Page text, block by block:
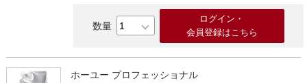
ログイン・
会員登録はこちら
ホーユー プロフェッショナル